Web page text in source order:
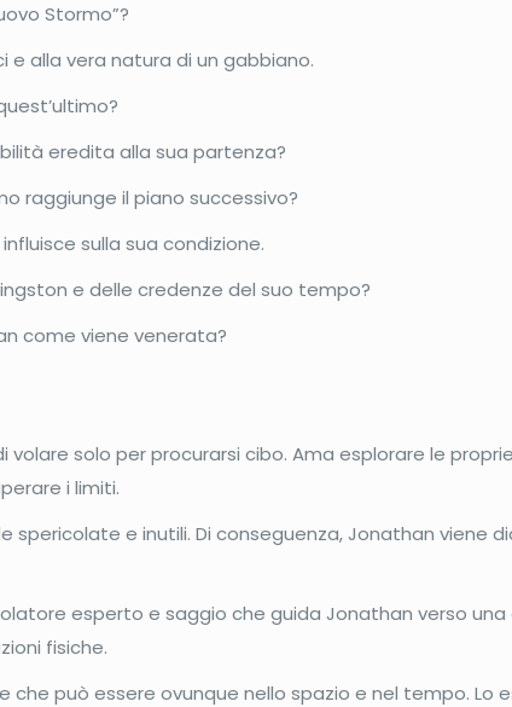
Stormo”?
alla vera natura di un gabbiano.
eredita alla sua partenza?
raggiunge il piano successivo?
sulla sua condizione.
e delle credenze del suo tempo?
come viene venerata?
solo per procurarsi cibo. Ama esplorare le
i limiti.
e inutili. Di conseguenza, Jonathan viene
esperto e saggio che guida Jonathan verso
fisiche.
può essere ovunque nello spazio e nel tempo. Lo